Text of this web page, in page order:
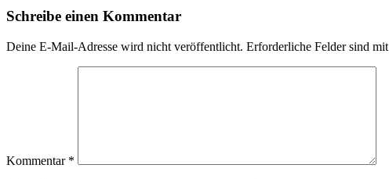
Schreibe einen Kommentar
Deine E-Mail-Adresse wird nicht veröffentlicht. Erforderliche Felder sind mit
Kommentar *